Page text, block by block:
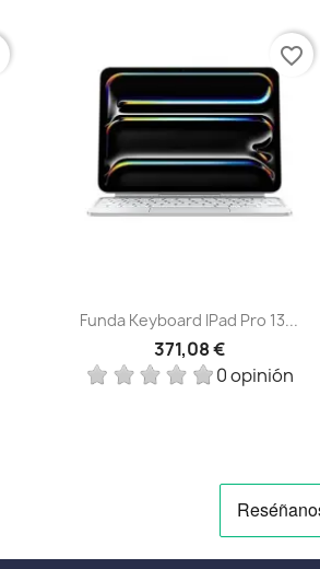
Vista rápida
Funda Keyboard IPad Pro 13...
371,08 €
0 opinión
favorite_border